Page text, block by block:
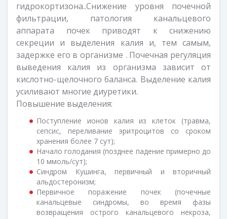
гидрокортизона..Снижение уровня почечной
фильтрации, патология канальцевого
аппарата почек приводят к снижению
секреции и выделения калия и, тем самым,
задержке его в организме . Почечная регуляция
выведения калия из организма зависит от
кислотно-щелочного баланса. Выделение калия
усиливают многие диуретики.
Повышение выделения:
Поступление ионов калия из клеток (травма,
сепсис, переливание эритроцитов со сроком
хранения более 7 сут);
Начало голодания (позднее падение примерно до
10 ммоль/сут);
Синдром Кушинга, первичный и вторичный
альдостеронизм;
Первичное поражение почек (почечные
канальцевые синдромы, во время фазы
возвращения острого канальцевого некроза,